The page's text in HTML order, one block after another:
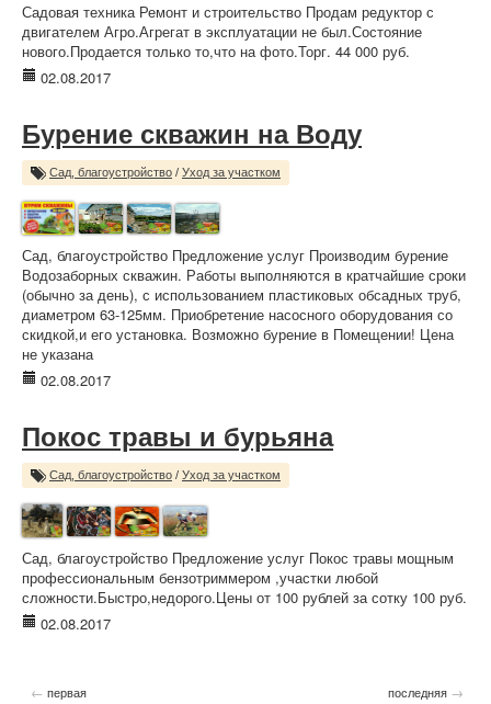
Садовая техника Ремонт и строительство Продам редуктор с
двигателем Агро.Агрегат в эксплуатации не был.Состояние
нового.Продается только то,что на фото.Торг. 44 000 руб.
02.08.2017
Бурение скважин на Воду
Сад, благоустройство / Уход за участком
Сад, благоустройство Предложение услуг Производим бурение
Водозаборных скважин. Работы выполняются в кратчайшие сроки
(обычно за день), с использованием пластиковых обсадных труб,
диаметром 63-125мм. Приобретение насосного оборудования со
скидкой,и его установка. Возможно бурение в Помещении! Цена
не указана
02.08.2017
Покос травы и бурьяна
Сад, благоустройство / Уход за участком
Сад, благоустройство Предложение услуг Покос травы мощным
профессиональным бензотриммером ,участки любой
сложности.Быстро,недорого.Цены от 100 рублей за сотку 100 руб.
02.08.2017
← первая последняя →